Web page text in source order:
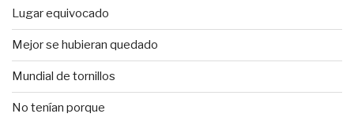
Lugar equivocado
Mejor se hubieran quedado
Mundial de tornillos
No tenían porque